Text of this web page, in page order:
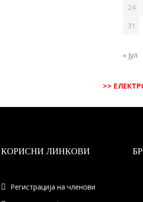
24
31
« Јул
>>
КОРИСНИ ЛИНКОВИ
Регистрација на членови